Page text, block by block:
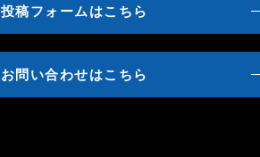
投稿フォームはこちら
お問い合わせはこちら